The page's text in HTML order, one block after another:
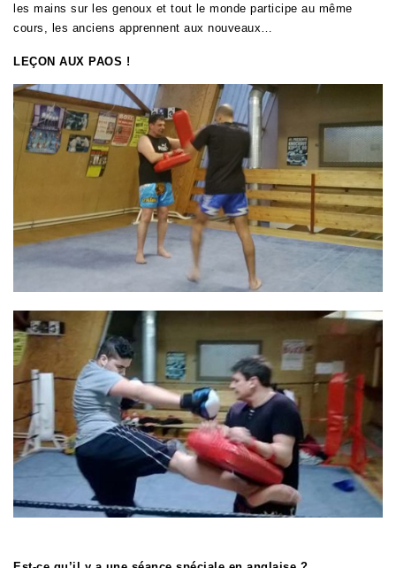
les mains sur les genoux et tout le monde participe au même
cours, les anciens apprennent aux nouveaux…
LEÇON AUX PAOS !